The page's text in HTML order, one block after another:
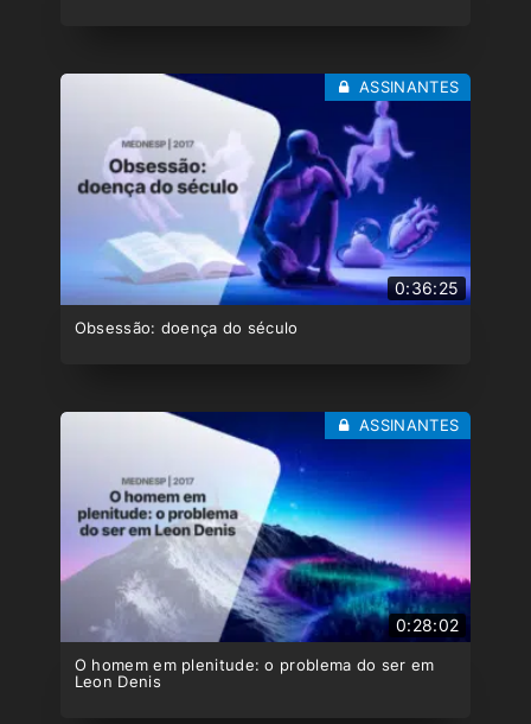
0:36:25
Obsessão: doença do século
ASSINANTES
0:28:02
O homem em plenitude: o problema do ser em
Leon Denis
ASSINANTES